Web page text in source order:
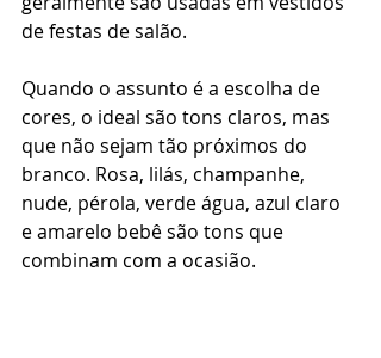
de festas de salão.
Quando o assunto é a escolha de
cores, o ideal são tons claros, mas
que não sejam tão próximos do
branco. Rosa, lilás, champanhe,
nude, pérola, verde água, azul claro
e amarelo bebê são tons que
combinam com a ocasião.